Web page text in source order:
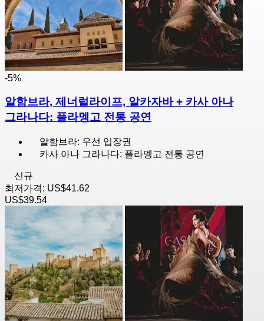
-5%
알함브라, 제너럴라이프, 알카자바 + 카사 아나
그라나다: 플라멩고 전통 공연
알함브라: 우선 입장권
카사 아나 그라나다: 플라멩고 전통 공연
신규
최저가격: US$41.62
US$39.54